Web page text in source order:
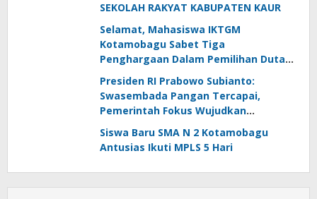
SEKOLAH RAKYAT KABUPATEN KAUR
Selamat, Mahasiswa IKTGM
Kotamobagu Sabet Tiga
Penghargaan Dalam Pemilihan Duta
Lingkungan Sulut 2026
Presiden RI Prabowo Subianto:
Swasembada Pangan Tercapai,
Pemerintah Fokus Wujudkan
Kemandirian Energi dan Air
Siswa Baru SMA N 2 Kotamobagu
Antusias Ikuti MPLS 5 Hari